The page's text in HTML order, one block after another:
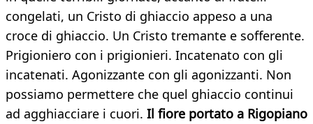
congelati, un Cristo di ghiaccio appeso a una
croce di ghiaccio. Un Cristo tremante e sofferente.
Prigioniero con i prigionieri. Incatenato con gli
incatenati. Agonizzante con gli agonizzanti. Non
possiamo permettere che quel ghiaccio continui
ad agghiacciare i cuori. Il fiore portato a Rigopiano